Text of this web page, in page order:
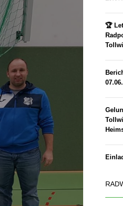
🏆